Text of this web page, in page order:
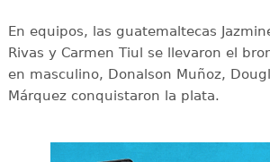
En equipos, las guatemaltecas
Rivas y Carmen Tiul se llevaron el
en masculino, Donalson Muñoz,
Márquez conquistaron la plata.